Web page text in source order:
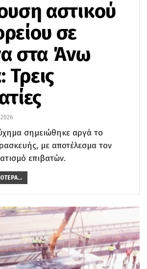
αστικού
σε
στα Άνω
Τρεις
σημειώθηκε αργά το
με αποτέλεσμα τον
επιβατών.